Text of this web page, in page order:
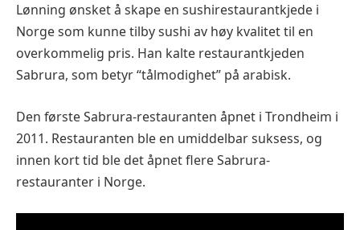
Lønning ønsket å skape en sushirestaurantkjede i
Norge som kunne tilby sushi av høy kvalitet til en
overkommelig pris. Han kalte restaurantkjeden
Sabrura, som betyr “tålmodighet” på arabisk.
Den første Sabrura-restauranten åpnet i Trondheim i
2011. Restauranten ble en umiddelbar suksess, og
innen kort tid ble det åpnet flere Sabrura-
restauranter i Norge.